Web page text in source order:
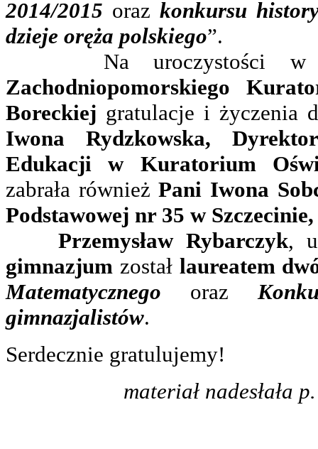
2014/2015 oraz konkursu
dzieje oręża polskiego”.
Na uroczystości w
Zachodniopomorskiego
Boreckiej gratulacje i życzenia
Iwona Rydzkowska,
Edukacji w Kuratorium
zabrała równieżPani Iwona
Podstawowej nr 35 w
Przemysław Rybarczyk,
gimnazjum zostałlaureatem
Matematycznego oraz
gimnazjalistów.
Serdecznie gratulujemy!
materiał nadesłała